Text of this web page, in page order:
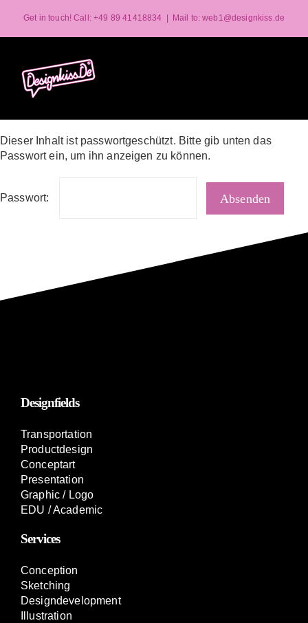
Inhalt
springen
Get in touch! Call:+49 89 41418834 Mail to: web1@designkiss.de
Dieser Inhalt ist passwortgeschützt. Bitte gib unten das
Passwort ein, um ihn anzeigen zu können.
Passwort:
Designfields
Transportation
Productdesign
Conceptart
Presentation
Graphic / Logo
EDU / Academic
Services
Conception
Sketching
Designdevelopment
Illustration